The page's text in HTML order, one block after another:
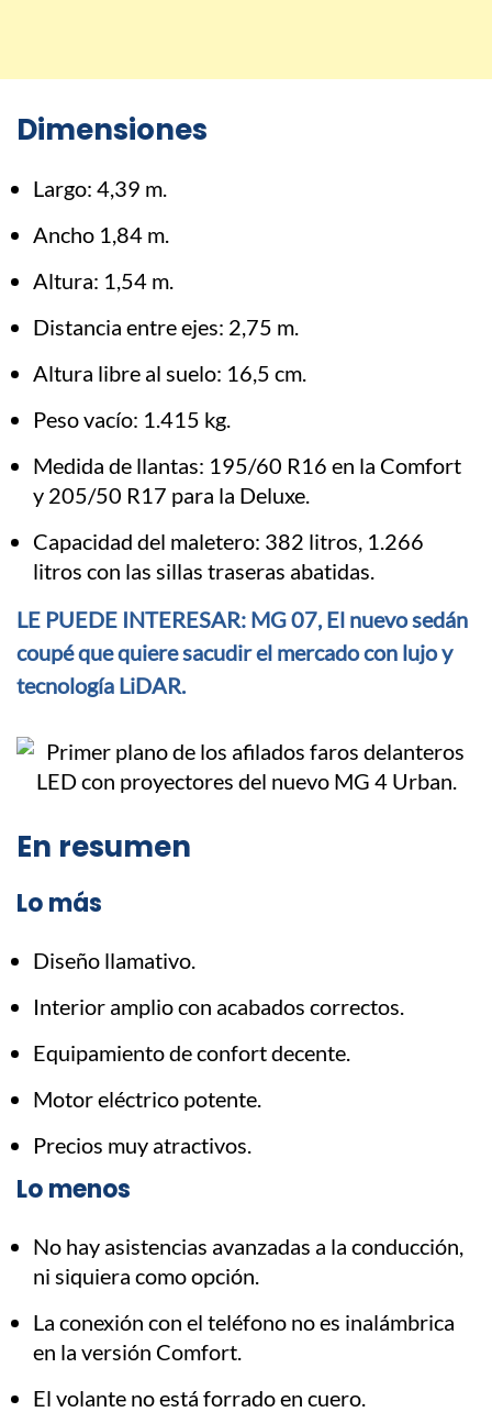
Dimensiones
Largo: 4,39 m.
Ancho 1,84 m.
Altura: 1,54 m.
Distancia entre ejes: 2,75 m.
Altura libre al suelo: 16,5 cm.
Peso vacío: 1.415 kg.
Medida de llantas: 195/60 R16 en la Comfort
y 205/50 R17 para la Deluxe.
Capacidad del maletero: 382 litros, 1.266
litros con las sillas traseras abatidas.
LE PUEDE INTERESAR: MG 07, El nuevo sedán
coupé que quiere sacudir el mercado con lujo y
tecnología LiDAR.
En resumen
Lo más
Diseño llamativo.
Interior amplio con acabados correctos.
Equipamiento de confort decente.
Motor eléctrico potente.
Precios muy atractivos.
Lo menos
No hay asistencias avanzadas a la conducción,
ni siquiera como opción.
La conexión con el teléfono no es inalámbrica
en la versión Comfort.
El volante no está forrado en cuero.